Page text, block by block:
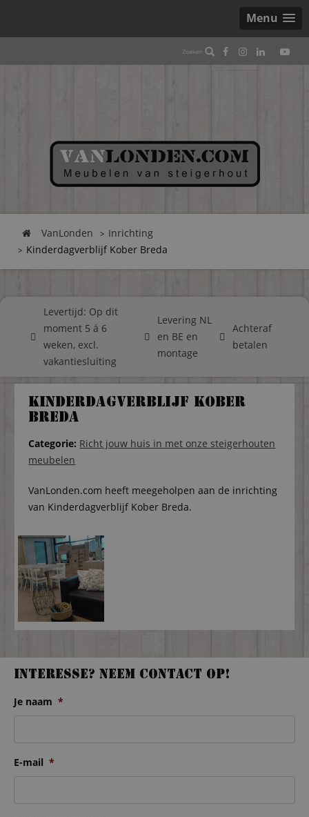
Menu
VanLonden
Inrichting
Kinderdagverblijf Kober Breda
Levertijd: Op dit
moment 5 á 6
weken, excl.
vakantiesluiting
Levering NL
en BE en
montage
Achteraf
betalen
Kinderdagverblijf Kober
Breda
Categorie: Richt jouw huis in met onze steigerhouten
meubelen
VanLonden.com heeft meegeholpen aan de inrichting
van Kinderdagverblijf Kober Breda.
Interesse? Neem contact op!
Je naam *
E-mail *